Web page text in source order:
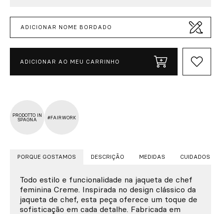
ADICIONAR NOME BORDADO
ADICIONAR AO MEU CARRINHO
PRODOTTO IN
SPAGNA
#FAIRWORK
PORQUE GOSTAMOS DESCRIÇÃO MEDIDAS CUIDADOS
Todo estilo e funcionalidade na jaqueta de chef
feminina Creme. Inspirada no design clássico da
jaqueta de chef, esta peça oferece um toque de
sofisticação em cada detalhe. Fabricada em